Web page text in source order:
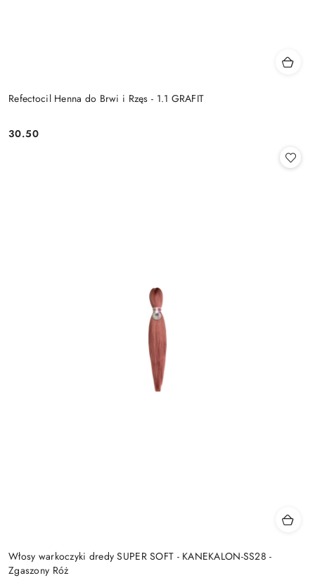
Refectocil Henna do Brwi i Rzęs - 1.1 GRAFIT
Cena:
30.50
Włosy warkoczyki dredy SUPER SOFT - KANEKALON-SS28 -
Zgaszony Róż